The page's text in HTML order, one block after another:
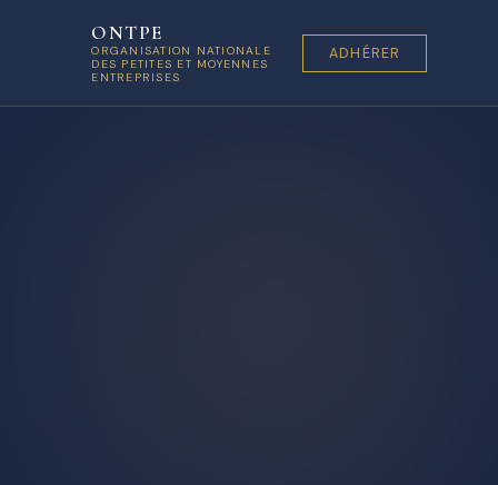
ONTPE
ORGANISATION NATIONALE
DES PETITES ET MOYENNES
ENTREPRISES
ADHÉRER